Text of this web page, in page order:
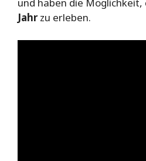
Jahrzu erleben.